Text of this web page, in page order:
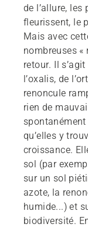
de l’allure, les
fleurissent, le
Mais avec
nombreuses
retour. Il
l’oxalis, de
renoncule
rien de
spontanément
qu’elles y
croissance.
sol (par
sur un sol
azote, la
humide...) et
biodiversité.